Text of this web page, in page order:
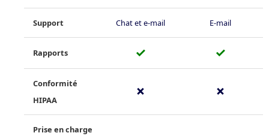
Support Chat et e-mail E-mail
Rapports ✓ ✓
Conformité
HIPAA
✗ ✗
Prise en charge